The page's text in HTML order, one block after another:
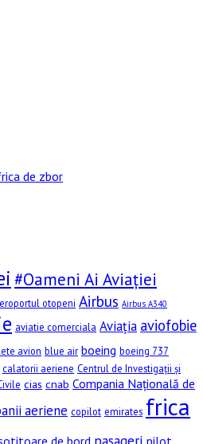
de zbor
#Oameni Ai Aviației
otopeni Airbus Airbus A340
aviatie comerciala Aviația aviofobie
avion blue air boeing boeing 737
calatorii aeriene Centrul de Investigații și
cias cnab Compania Națională de
aeriene copilot emirates frica
de bord pasageri pilot